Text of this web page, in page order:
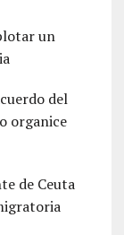
un
del
organice
de Ceuta